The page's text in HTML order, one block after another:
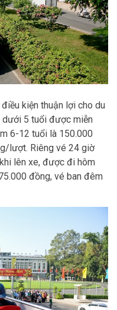
kiện thuận lợi cho du
dưới 5 tuổi được miễn
6-12 tuổi là 150.000
lượt. Riêng vé 24 giờ
lên xe, được đi hôm
đồng, vé ban đêm